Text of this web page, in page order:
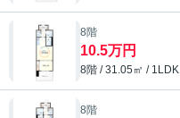
8階
10.5万円
8階 / 31.05㎡ / 1LDK
8階